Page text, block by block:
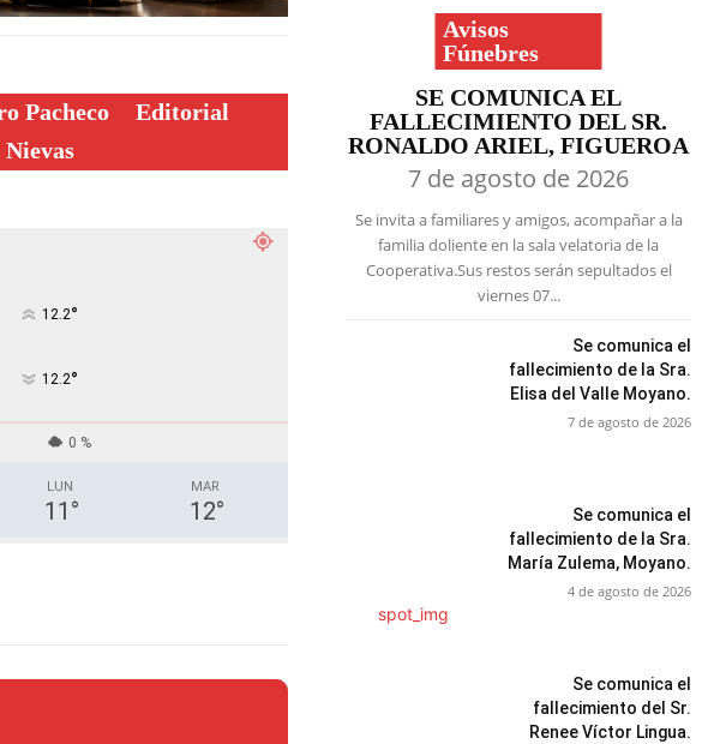
Pacheco
Editorial
12.2°
12.2°
0 %
LUN
11 °
MAR
12°
Avisos
Fúnebres
SE COMUNICA EL
FALLECIMIENTO DEL SR.
RONALDO ARIEL, FIGUEROA
7 de agosto de 2026
Se invita a familiares y amigos, acompañar a la
familia doliente en la sala velatoria de la
Cooperativa.Sus restos serán sepultados el
viernes 07...
Se comunica el
fallecimiento de la Sra.
Elisa del Valle Moyano.
7 de agosto de 2026
Se comunica el
fallecimiento de la Sra.
María Zulema, Moyano.
4 de agosto de 2026
Se comunica el
fallecimiento del Sr.
Renee Víctor Lingua.